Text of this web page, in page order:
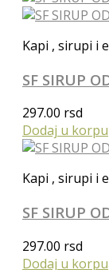
Kapi , sirupi i
SF SIRUP
297.00 rsd
Dodaj u korpu
Kapi , sirupi i
SF SIRUP
297.00 rsd
Dodaj u korpu